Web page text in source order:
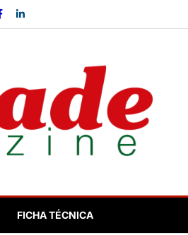
FICHA TÉCNICA